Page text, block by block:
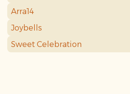
Arra14
Joybells
Sweet Celebration